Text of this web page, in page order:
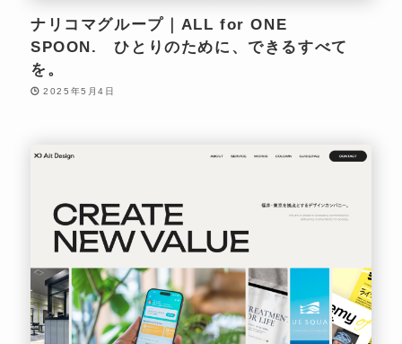
ナリコマグループ｜ALL for ONE
SPOON. ひとりのために、できるすべて
を。
2025年5月4日